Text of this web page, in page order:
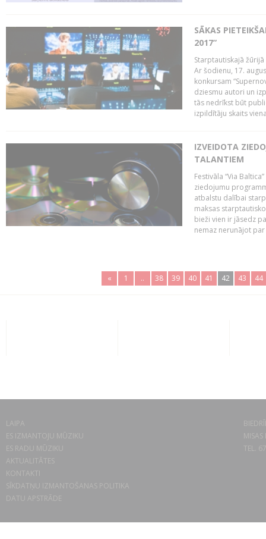
SĀKAS
2017”
Starptautiskajā
Ar šodienu, 17.
konkursam
dziesmu autori un
tās nedrīkst būt
izpildītāju skaits
IZVEIDOTA
TALANTIEM
Festivāla “Via
ziedojumu
atbalstu dalībai
maksas
bieži vien ir jāsedz
nemaz nerunājot
« 1 .. 38 39 40 41 42 43 44
LAIPA
ES IZMANTOJU MŪZIKU
ES RADU MŪZIKU
AKTUALITĀTES
KONTAKTI
SĪKDATŅU IZMANTOŠANAS POLITIKA
DATU APSTRĀDE
TEL.